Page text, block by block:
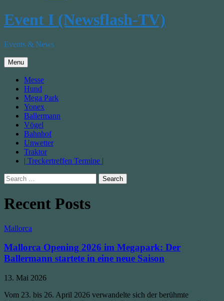
Event I (Newsflash-TV)
Events & News
Menu
Messe
Hund
Mega Park
Yonex
Ballermann
Vögel
Bahnhof
Unwetter
Traktor
| Treckertreffen Termine |
Search
for:
Recent Posts
Posted
Mallorca
Mallorca Opening 2026 im Megapark: Der
Ballermann startete in eine neue Saison
Published
13. Mai 2026
Vom 23. bis 26. April 2026 verwandelte sich der berühmte